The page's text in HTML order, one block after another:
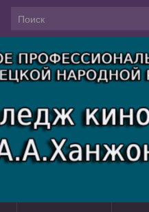
Search for: